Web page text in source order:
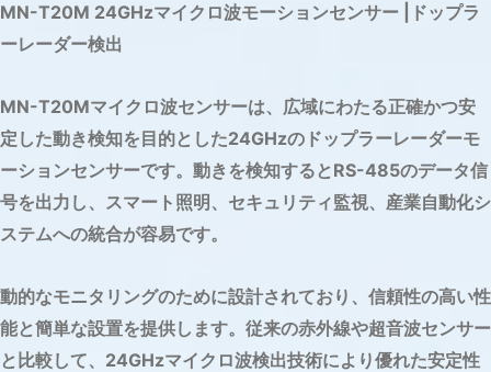
MN-T20M 24GHzマイクロ波モーションセンサー |ドップラ
ーレーダー検出
MN-T20Mマイクロ波センサーは、広域にわたる正確かつ安
定した動き検知を目的とした24GHzのドップラーレーダーモ
ーションセンサーです。動きを検知するとRS-485のデータ信
号を出力し、スマート照明、セキュリティ監視、産業自動化シ
ステムへの統合が容易です。
動的なモニタリングのために設計されており、信頼性の高い性
能と簡単な設置を提供します。従来の赤外線や超音波センサー
と比較して、24GHzマイクロ波検出技術により優れた安定性